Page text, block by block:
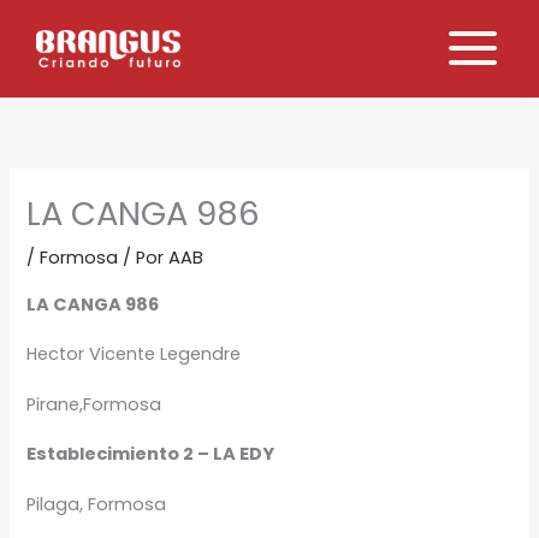
LA CANGA 986
/Formosa / PorAAB
LA CANGA 986
Hector Vicente Legendre
Pirane,Formosa
Establecimiento 2 – LA EDY
Pilaga, Formosa